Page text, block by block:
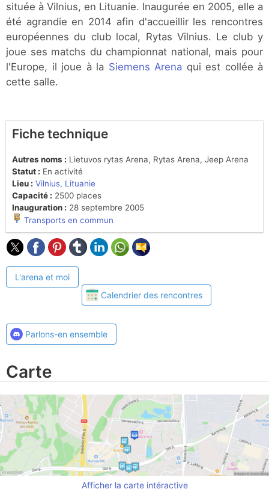
située à Vilnius, en Lituanie. Inaugurée en 2005, elle a
été agrandie en 2014 afin d'accueillir les rencontres
européennes du club local, Rytas Vilnius. Le club y
joue ses matchs du championnat national, mais pour
l'Europe, il joue à la Siemens Arena qui est collée à
cette salle.
Fiche technique
Autres noms : Lietuvos rytas Arena, Rytas Arena, Jeep Arena
Statut : En activité
Lieu : Vilnius, Lituanie
Capacité : 2500 places
Inauguration : 28 septembre 2005
Transports en commun
L'arena et moi
Calendrier des rencontres
Parlons-en ensemble
Carte
Afficher la carte intéractive